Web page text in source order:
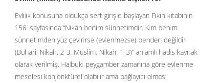
Evlilik konusuna oldukça sert girişle başlayan Fıkıh kitabının
156. sayfasında “Nikâh benim sünnetimdir. Kim benim
sünnetimden yüz çevirirse (evlenmezse) benden değildir
(Buhari, Nikah, 2-3; Müslim, Nikah, 1-3)” anlamlı hadis kaynak
olarak verilmiş. Halbuki peygamber zamanına göre evlenme
meselesi konjonktürel olabilir ama bağlayıcı olması